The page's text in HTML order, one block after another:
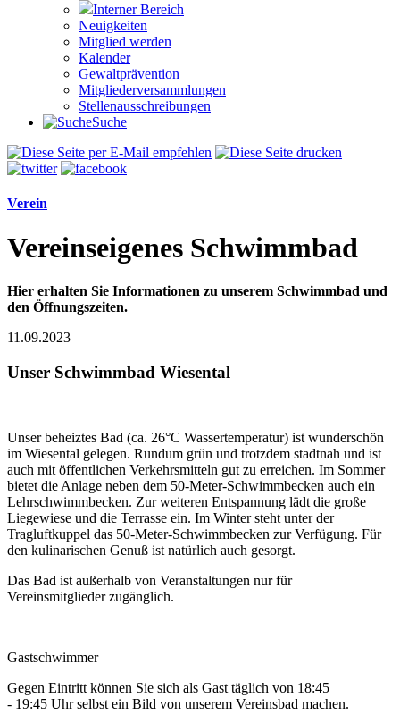
Interner Bereich
Neuigkeiten
Mitglied werden
Kalender
Gewaltprävention
Mitglieder­versammlungen
Stellen­aus­schrei­bungen
Suche
Verein
Vereins­eigenes Schwimm­bad
Hier erhalten Sie Informationen zu unserem Schwimmbad und
den Öffnungszeiten.
11.09.2023
Unser Schwimmbad Wiesental
Unser beheiztes Bad (ca. 26°C Wassertemperatur) ist wunderschön
im Wiesental gelegen. Rundum grün und trotzdem stadtnah und ist
auch mit öffentlichen Verkehrsmitteln gut zu erreichen. Im Sommer
bietet die Anlage neben dem 50-Meter-Schwimmbecken auch ein
Lehrschwimmbecken. Zur weiteren Entspannung lädt die große
Liegewiese und die Terrasse ein. Im Winter steht unter der
Tragluftkuppel das 50-Meter-Schwimmbecken zur Verfügung. Für
den kulinarischen Genuß ist natürlich auch gesorgt.
Das Bad ist außerhalb von Veranstaltungen nur für
Vereinsmitglieder zugänglich.
Gastschwimmer
Gegen Eintritt können Sie sich als Gast täglich von 18:45
- 19:45 Uhr selbst ein Bild von unserem Vereinsbad machen.